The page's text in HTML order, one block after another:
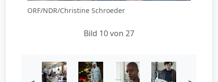
ORF/NDR/Christine Schroeder
Bild 10 von 27